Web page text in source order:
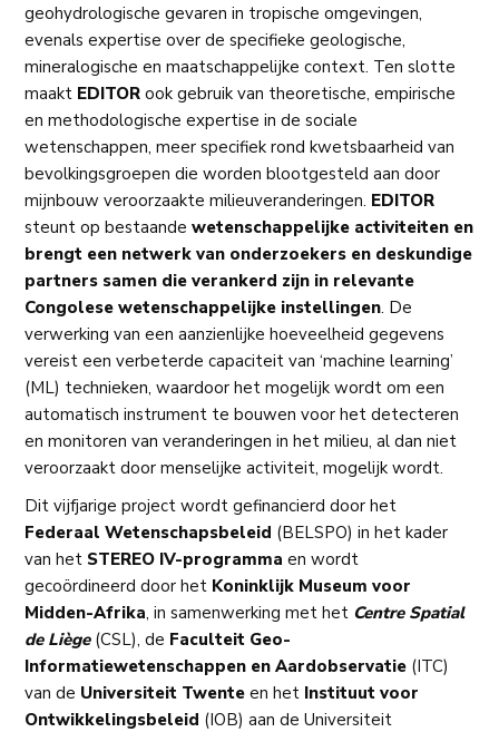
geohydrologische gevaren in tropische omgevingen,
evenals expertise over de specifieke geologische,
mineralogische en maatschappelijke context. Ten slotte
maakt EDITOR ook gebruik van theoretische, empirische
en methodologische expertise in de sociale
wetenschappen, meer specifiek rond kwetsbaarheid van
bevolkingsgroepen die worden blootgesteld aan door
mijnbouw veroorzaakte milieuveranderingen. EDITOR
steunt op bestaandewetenschappelijke activiteiten en
brengt een netwerk van onderzoekers en deskundige
partners samen die verankerd zijn in relevante
Congolese wetenschappelijke instellingen. De
verwerking van een aanzienlijke hoeveelheid gegevens
vereist een verbeterde capaciteit van ‘machine learning’
(ML) technieken, waardoor het mogelijk wordt om een
automatisch instrument te bouwen voor het detecteren
en monitoren van veranderingen in het milieu, al dan niet
veroorzaakt door menselijke activiteit, mogelijk wordt.
Dit vijfjarige project wordt gefinancierd door het
Federaal Wetenschapsbeleid (BELSPO) in het kader
van het STEREO IV-programmaen wordt
gecoördineerd door het Koninklijk Museum voor
Midden-Afrika, in samenwerking met het Centre Spatial
de Liège (CSL), de Faculteit Geo-
Informatiewetenschappen en Aardobservatie (ITC)
van de Universiteit Twenteen het Instituut voor
Ontwikkelingsbeleid (IOB) aan de Universiteit